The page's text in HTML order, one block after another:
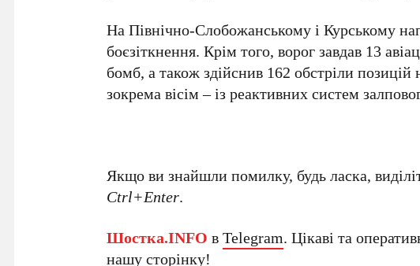
На Північно-Слобожанському і Курському
боєзіткнення. Крім того, ворог завдав 13
бомб, а також здійснив 162 обстріли позицій
зокрема вісім – із реактивних систем
Якщо ви знайшли помилку, будь ласка,
Ctrl+Enter.
Шостка.INFO вTelegram. Цікаві та
нашусторінку!